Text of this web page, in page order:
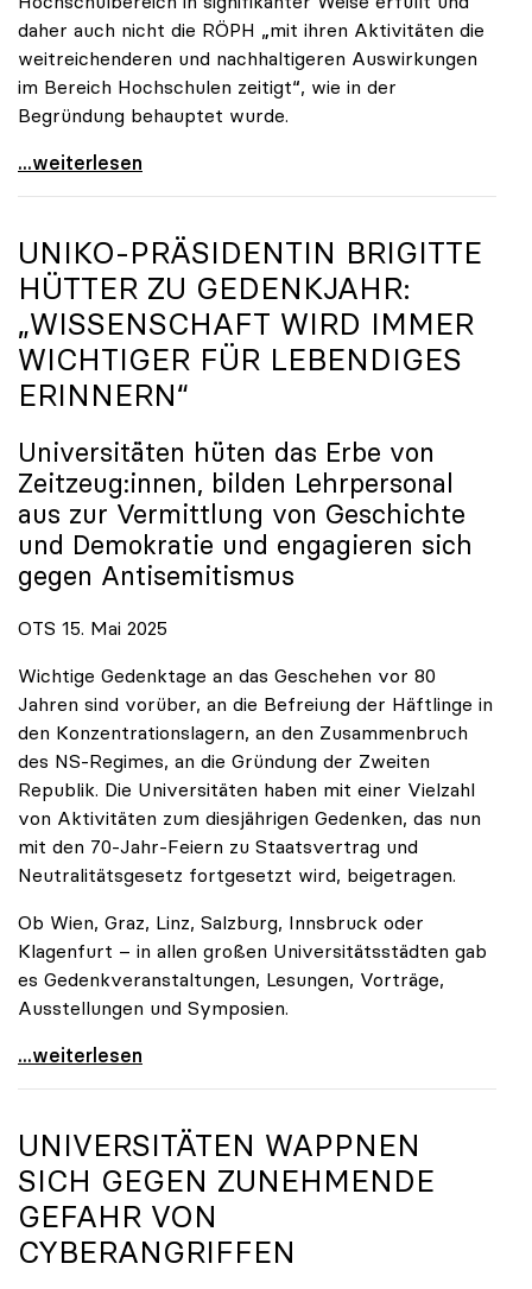
daher auch nicht die RÖPH „mit ihren Aktivitäten die
weitreichenderen und nachhaltigeren Auswirkungen
im Bereich Hochschulen zeitigt“, wie in der
Begründung behauptet wurde.
ORF-Publikumsrat: Regierung entsendet nun doch
...weiterlesen
UNIKO-PRÄSIDENTIN BRIGITTE
HÜTTER ZU GEDENKJAHR:
„WISSENSCHAFT WIRD IMMER
WICHTIGER FÜR LEBENDIGES
ERINNERN“
Universitäten hüten das Erbe von
Zeitzeug:innen, bilden Lehrpersonal
aus zur Vermittlung von Geschichte
und Demokratie und engagieren sich
gegen Antisemitismus
OTS 15. Mai 2025
Wichtige Gedenktage an das Geschehen vor 80
Jahren sind vorüber, an die Befreiung der Häftlinge in
den Konzentrationslagern, an den Zusammenbruch
des NS-Regimes, an die Gründung der Zweiten
Republik. Die Universitäten haben mit einer Vielzahl
von Aktivitäten zum diesjährigen Gedenken, das nun
mit den 70-Jahr-Feiern zu Staatsvertrag und
Neutralitätsgesetz fortgesetzt wird, beigetragen.
Ob Wien, Graz, Linz, Salzburg, Innsbruck oder
Klagenfurt – in allen großen Universitätsstädten gab
es Gedenkveranstaltungen, Lesungen, Vorträge,
Ausstellungen und Symposien.
uniko-Präsidentin Brigitte Hütter zu Gedenkjahr:
...weiterlesen
UNIVERSITÄTEN WAPPNEN
SICH GEGEN ZUNEHMENDE
GEFAHR VON
CYBERANGRIFFEN